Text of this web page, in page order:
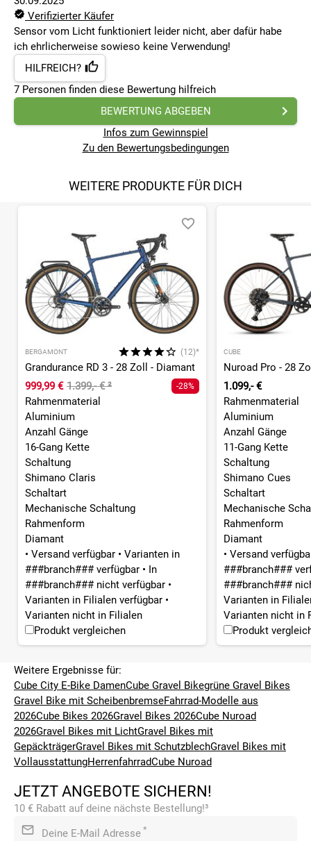
Verifizierter Käufer
Sensor vom Licht funktioniert leider nicht, aber dafür habe
ich ehrlicherweise sowieso keine Verwendung!
HILFREICH?
7 Personen finden diese Bewertung hilfreich
BEWERTUNG ABGEBEN
Infos zum Gewinnspiel
Zu den Bewertungsbedingungen
WEITERE PRODUKTE FÜR DICH
BERGAMONT (12)*
Grandurance RD 3 - 28 Zoll - Diamant
999,99 € 1.399,- €² -28%
Rahmenmaterial
Aluminium
Anzahl Gänge
16-Gang Kette
Schaltung
Shimano Claris
Schaltart
Mechanische Schaltung
Rahmenform
Diamant
• Versand verfügbar • Varianten in
###branch### verfügbar • In
###branch### nicht verfügbar •
Varianten in Filialen verfügbar •
Varianten nicht in Filialen
Produkt vergleichen
CUBE
Nuroad Pro - 28
1.099,- €
Rahmenmaterial
Aluminium
Anzahl Gänge
11-Gang Kette
Schaltung
Shimano Cues
Schaltart
Mechanische
Rahmenform
Diamant
• Versand
###branch###
###branch###
Varianten in
Varianten nicht in
Produkt
Weitere Ergebnisse für:
Cube City E-Bike DamenCube Gravel Bikegrüne Gravel Bikes
Gravel Bike mit ScheibenbremseFahrrad-Modelle aus
2026Cube Bikes 2026Gravel Bikes 2026Cube Nuroad
2026Gravel Bikes mit LichtGravel Bikes mit
GepäckträgerGravel Bikes mit SchutzblechGravel Bikes mit
VollausstattungHerrenfahrradCube Nuroad
JETZT ANGEBOTE SICHERN!
10 € Rabatt auf deine nächste Bestellung!³
Deine E-Mail Adresse *